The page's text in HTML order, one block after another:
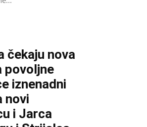
čekaju nova
povoljne
iznenadni
novi
i Jarca